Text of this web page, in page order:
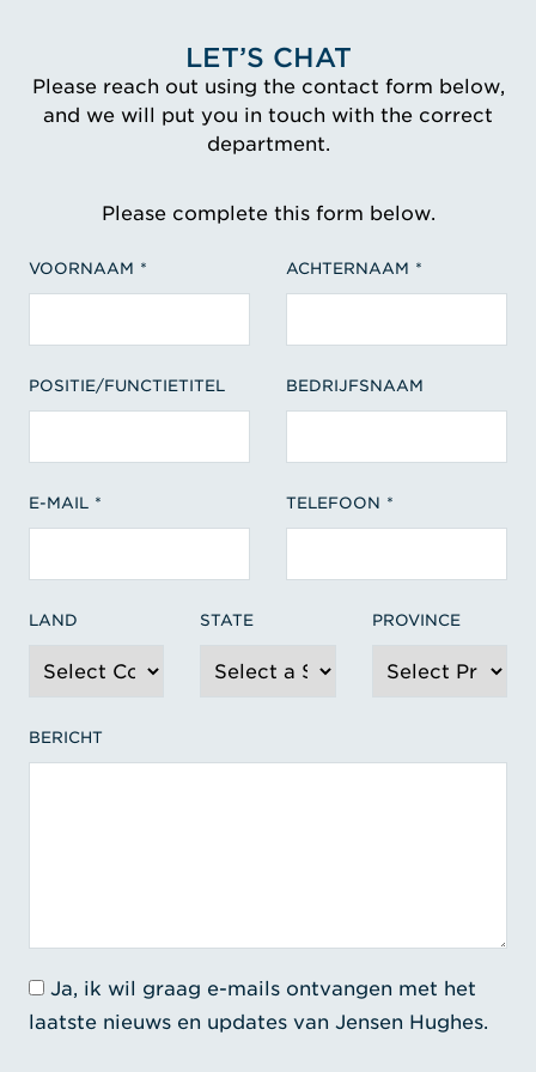
LET’S CHAT
Please reach out using the contact form below,
and we will put you in touch with the correct
department.
Please complete this form below.
VOORNAAM ACHTERNAAM
POSITIE/FUNCTIETITEL BEDRIJFSNAAM
E-MAIL TELEFOON
LAND STATE PROVINCE
BERICHT
Ja, ik wil graag e-mails ontvangen met het
laatste nieuws en updates van Jensen Hughes.